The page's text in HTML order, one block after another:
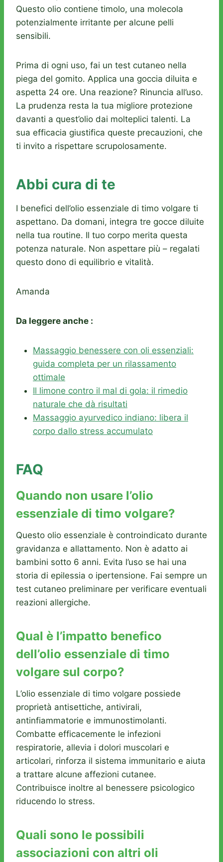
Questo olio contiene timolo, una molecola
potenzialmente irritante per alcune pelli
sensibili.
Prima di ogni uso, fai un test cutaneo nella
piega del gomito. Applica una goccia diluita e
aspetta 24 ore. Una reazione? Rinuncia all’uso.
La prudenza resta la tua migliore protezione
davanti a quest’olio dai molteplici talenti. La
sua efficacia giustifica queste precauzioni, che
ti invito a rispettare scrupolosamente.
Abbi cura di te
I benefici dell’olio essenziale di timo volgare ti
aspettano. Da domani, integra tre gocce diluite
nella tua routine. Il tuo corpo merita questa
potenza naturale. Non aspettare più – regalati
questo dono di equilibrio e vitalità.
Amanda
Da leggere anche :
Massaggio benessere con oli essenziali:
guida completa per un rilassamento
ottimale
Il limone contro il mal di gola: il rimedio
naturale che dà risultati
Massaggio ayurvedico indiano: libera il
corpo dallo stress accumulato
FAQ
Quando non usare l’olio
essenziale di timo volgare?
Questo olio essenziale è controindicato durante
gravidanza e allattamento. Non è adatto ai
bambini sotto 6 anni. Evita l’uso se hai una
storia di epilessia o ipertensione. Fai sempre un
test cutaneo preliminare per verificare eventuali
reazioni allergiche.
Qual è l’impatto benefico
dell’olio essenziale di timo
volgare sul corpo?
L’olio essenziale di timo volgare possiede
proprietà antisettiche, antivirali,
antinfiammatorie e immunostimolanti.
Combatte efficacemente le infezioni
respiratorie, allevia i dolori muscolari e
articolari, rinforza il sistema immunitario e aiuta
a trattare alcune affezioni cutanee.
Contribuisce inoltre al benessere psicologico
riducendo lo stress.
Quali sono le possibili
associazioni con altri oli